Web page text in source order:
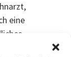
eine